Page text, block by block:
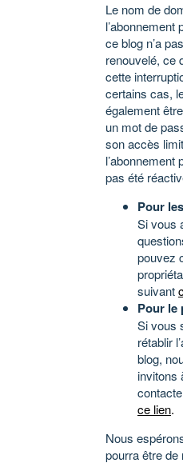
Le nom de
l’abonnement
ce blog n’a
renouvelé, ce
cette
certains cas,
également
un mot de
son accès
l’abonnement
pas été
Pour
Si vous
pouvez
suivant
Pour le
Si vous
rétablir
blog,
invitons
ce lien.
Nous
pourra être de